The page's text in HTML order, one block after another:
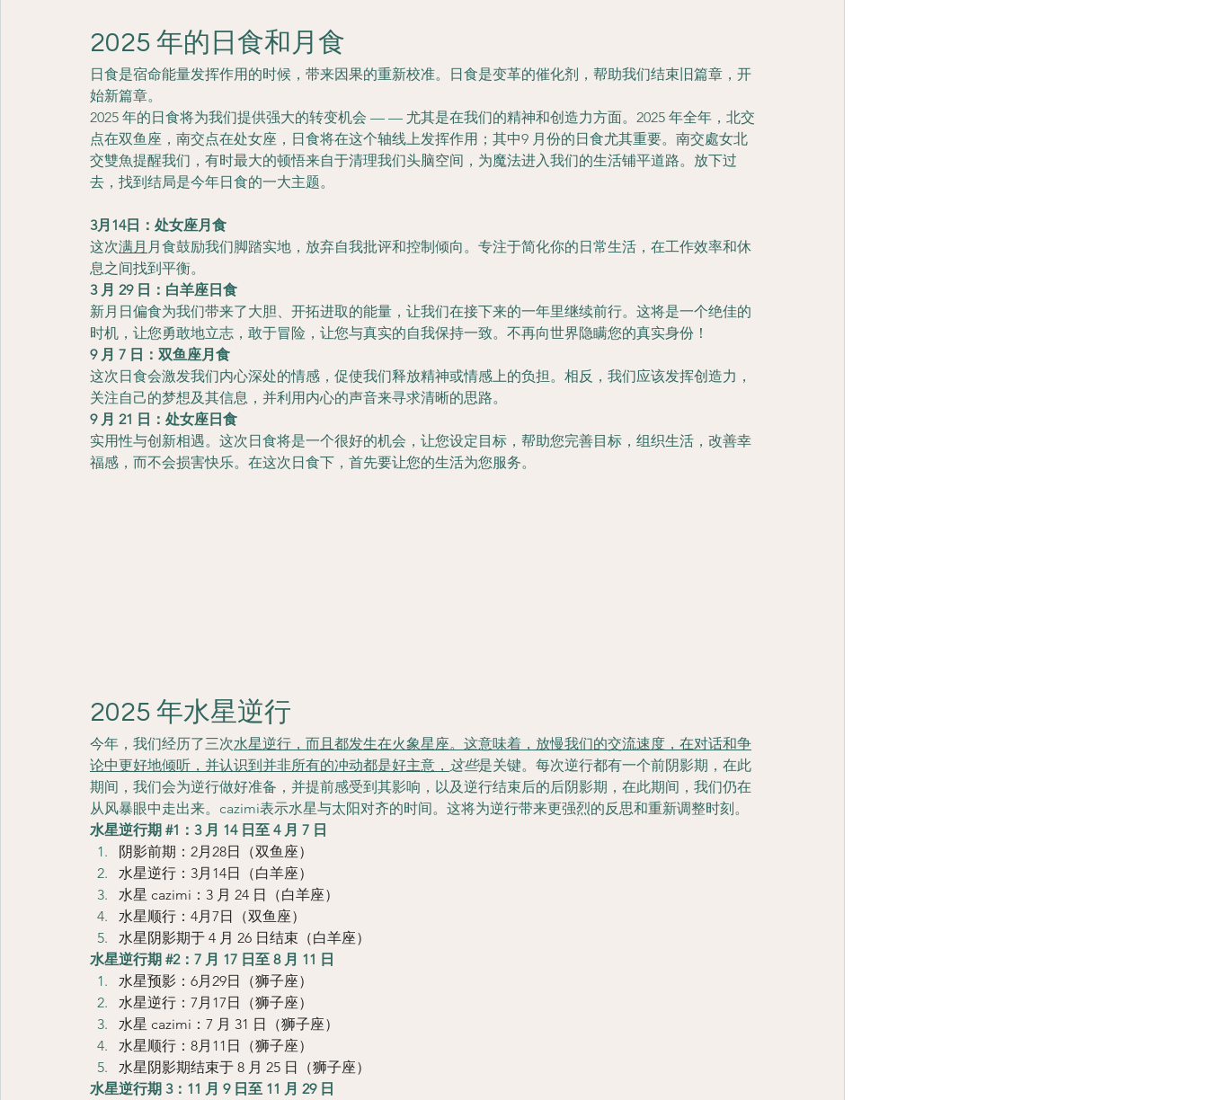
2025 年的日食和月食
日食是宿命能量发挥作用的时候，带来因果的重新校准。日食是变革的催化剂，帮助我们结束旧篇章，开
始新篇章。
2025 年的日食将为我们提供强大的转变机会 — — 尤其是在我们的精神和创造力方面。2025 年全年，北交
点在双鱼座，南交点在处女座，日食将在这个轴线上发挥作用；其中9 月份的日食尤其重要。南交處女北
交雙魚提醒我们，有时最大的顿悟来自于清理我们头脑空间，为魔法进入我们的生活铺平道路。放下过
去，找到结局是今年日食的一大主题。
3月14日：处女座月食
这次满月 月食鼓励我们脚踏实地，放弃自我批评和控制倾向。专注于简化你的日常生活，在工作效率和休
息之间找到平衡。
3 月 29 日：白羊座日食
新月日偏食为我们带来了大胆、开拓进取的能量，让我们在接下来的一年里继续前行。这将是一个绝佳的
时机，让您勇敢地立志，敢于冒险，让您与真实的自我保持一致。不再向世界隐瞒您的真实身份！
9 月 7 日：双鱼座月食
这次日食会激发我们内心深处的情感，促使我们释放精神或情感上的负担。相反，我们应该发挥创造力，
关注自己的梦想及其信息，并利用内心的声音来寻求清晰的思路。
9 月 21 日：处女座日食
实用性与创新相遇。这次日食将是一个很好的机会，让您设定目标，帮助您完善目标，组织生活，改善幸
福感，而不会损害快乐。在这次日食下，首先要让您的生活为您服务。
2025 年水星逆行
今年，我们经历了三次水星逆行，而且都发生在火象星座。这意味着，放慢我们的交流速度，在对话和争
论中更好地倾听，并认识到并非所有的冲动都是好主意， 这些是关键。每次逆行都有一个前阴影期，在此
期间，我们会为逆行做好准备，并提前感受到其影响，以及逆行结束后的后阴影期，在此期间，我们仍在
从风暴眼中走出来。cazimi表示水星与太阳对齐的时间。这将为逆行带来更强烈的反思和重新调整时刻。
水星逆行期 #1 ：3 月 14 日至 4 月 7 日
阴影前期：2月28日（双鱼座）
水星逆行：3月14日（白羊座）
水星 cazimi：3 月 24 日（白羊座）
水星顺行：4月7日（双鱼座）
水星阴影期于 4 月 26 日结束（白羊座）
水星逆行期 #2：7 月 17 日至 8 月 11 日
水星预影：6月29日（狮子座）
水星逆行：7月17日（狮子座）
水星 cazimi：7 月 31 日（狮子座）
水星顺行：8月11日（狮子座）
水星阴影期结束于 8 月 25 日（狮子座）
水星逆行期 3：11 月 9 日至 11 月 29 日